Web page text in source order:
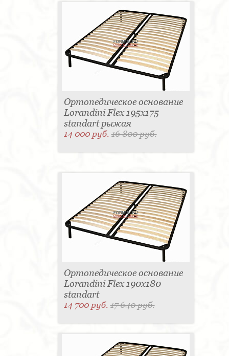
Ортопедическое основание
Lorandini Flex 195x175
standart рыжая
14 000 руб.16 800 руб.
Ортопедическое основание
Lorandini Flex 190x180
standart
14 700 руб.17 640 руб.